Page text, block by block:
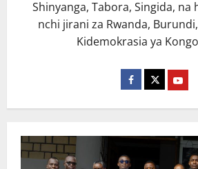
Shinyanga, Tabora, Singida, na
nchi jirani za Rwanda,
Kidemokrasia ya